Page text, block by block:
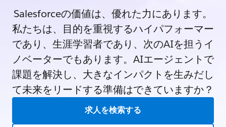
Salesforceの価値は、優れた力にあります。
私たちは、目的を重視するハイパフォーマー
であり、生涯学習者であり、次のAIを担うイ
ノベーターでもあります。AIエージェントで
課題を解決し、大きなインパクトを生みだし
て未来をリードする準備はできていますか？
求人を検索する